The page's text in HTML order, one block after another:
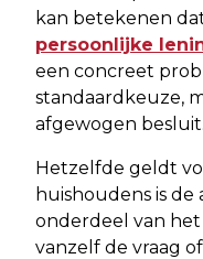
kan betekenen
persoonlijke
een concreet
standaardkeuze,
afgewogen besluit.
Hetzelfde geldt
huishoudens is
onderdeel van
vanzelf de vraag